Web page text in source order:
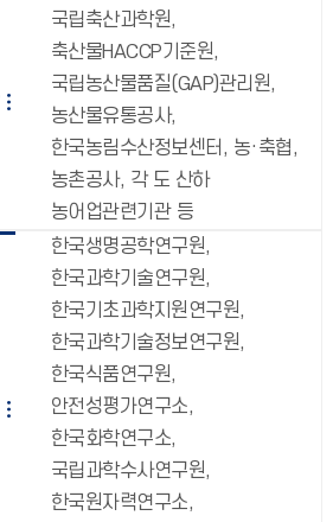
국립축산과학원,
축산물HACCP기준원,
국립농산물품질(GAP)관리원,
농산물유통공사,
한국농림수산정보센터, 농·축협,
농촌공사, 각 도 산하
농어업관련기관 등
한국생명공학연구원,
한국과학기술연구원,
한국기초과학지원연구원,
한국과학기술정보연구원,
한국식품연구원,
안전성평가연구소,
한국화학연구소,
국립과학수사연구원,
한국원자력연구소,